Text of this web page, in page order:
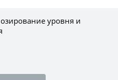
уровня и